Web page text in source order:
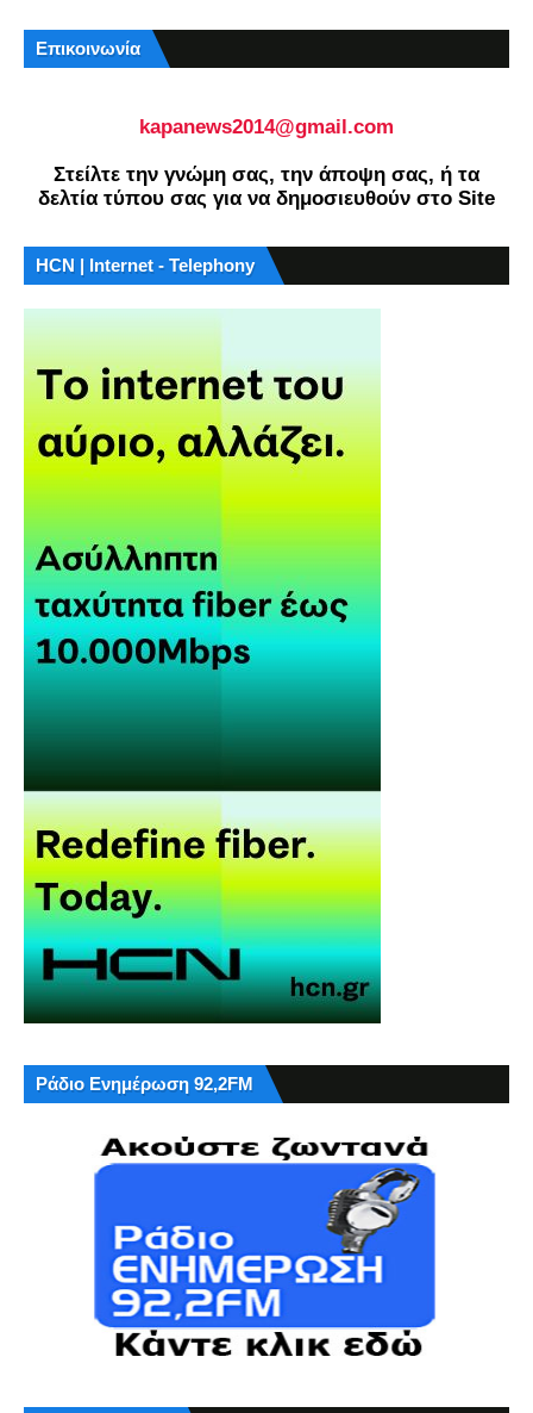
Επικοινωνία
kapanews2014@gmail.com
Στείλτε την γνώμη σας, την άποψη σας, ή τα
δελτία τύπου σας για να δημοσιευθούν στο Site
HCN | Internet - Telephony
Ράδιο Ενημέρωση 92,2FM